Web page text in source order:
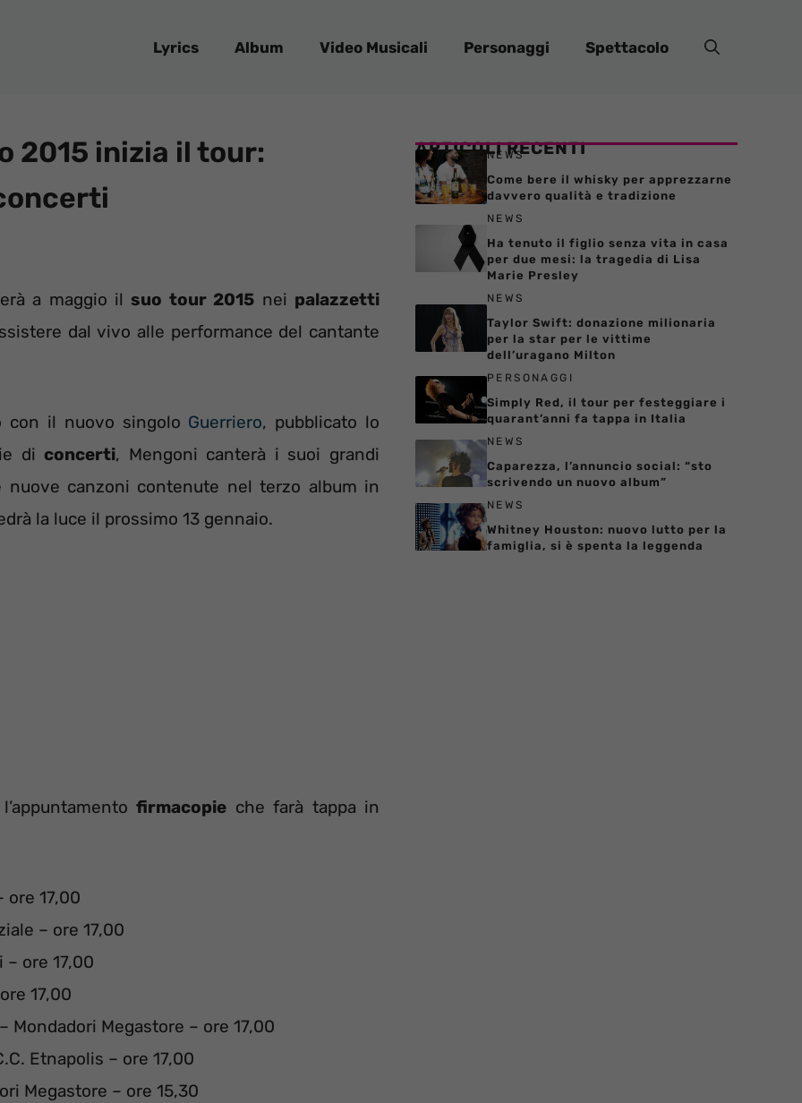
Lyrics Album Video Musicali Personaggi Spettacolo
2015 inizia il tour:
a maggio il suo tour 2015 nei palazzetti
dal vivo alle performance del cantante
con il nuovo singolo Guerriero, pubblicato lo
di concerti, Mengoni canterà i suoi grandi
canzoni contenute nel terzo album in
la luce il prossimo 13 gennaio.
firmacopie che farà tappa in
ore 17,00
– ore 17,00
ore 17,00
17,00
Mondadori Megastore – ore 17,00
Etnapolis – ore 17,00
Megastore – ore 15,30
ARTICOLI RECENTI
NEWS
Come bere il whisky per apprezzarne
davvero qualità e tradizione
NEWS
Ha tenuto il figlio senza vita in casa
per due mesi: la tragedia di Lisa
Marie Presley
NEWS
Taylor Swift: donazione milionaria
per la star per le vittime
dell’uragano Milton
PERSONAGGI
Simply Red, il tour per festeggiare i
quarant’anni fa tappa in Italia
NEWS
Caparezza, l’annuncio social: “sto
scrivendo un nuovo album”
NEWS
Whitney Houston: nuovo lutto per la
famiglia, si è spenta la leggenda